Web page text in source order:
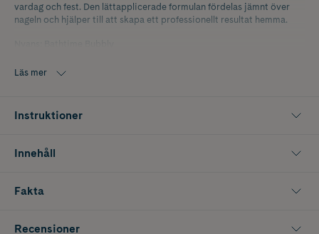
vardag och fest. Den lättapplicerade formulan fördelas jämnt över
nageln och hjälper till att skapa ett professionellt resultat hemma.
Läs mer
Instruktioner
Innehåll
Fakta
Recensioner